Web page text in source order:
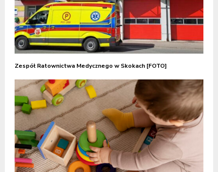
Zespół Ratownictwa Medycznego w Skokach [FOTO]